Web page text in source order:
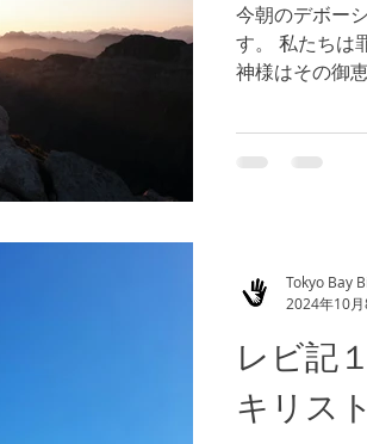
今朝のデボー
す。 私たちは
神様はその御
うか。私たち
ちはキリスト
レビ記
キリス
Tokyo Bay
2024年10月